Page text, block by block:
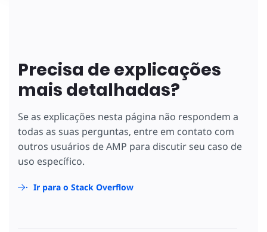
Precisa de explicações
mais detalhadas?
Se as explicações nesta página não respondem a
todas as suas perguntas, entre em contato com
outros usuários de AMP para discutir seu caso de
uso específico.
Ir para o Stack Overflow